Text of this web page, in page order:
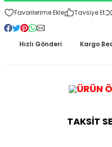
Tavsiye Et
Hızlı Gönderi Kargo
ÜRÜN
TAKSİT